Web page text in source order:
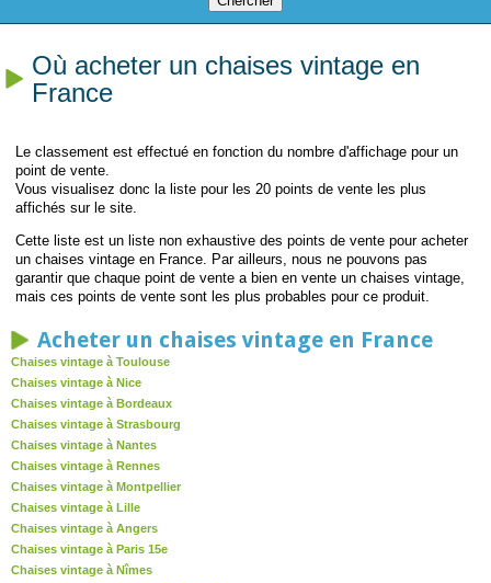
Où acheter un chaises vintage en
France
Le classement est effectué en fonction du nombre d'affichage pour un
point de vente.
Vous visualisez donc la liste pour les 20 points de vente les plus
affichés sur le site.
Cette liste est un liste non exhaustive des points de vente pour acheter
un chaises vintage en France. Par ailleurs, nous ne pouvons pas
garantir que chaque point de vente a bien en vente un chaises vintage,
mais ces points de vente sont les plus probables pour ce produit.
Acheter un chaises vintage en France
Chaises vintage à Toulouse
Chaises vintage à Nice
Chaises vintage à Bordeaux
Chaises vintage à Strasbourg
Chaises vintage à Nantes
Chaises vintage à Rennes
Chaises vintage à Montpellier
Chaises vintage à Lille
Chaises vintage à Angers
Chaises vintage à Paris 15e
Chaises vintage à Nîmes